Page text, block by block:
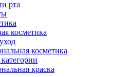
рта
косметика
косметика
краска